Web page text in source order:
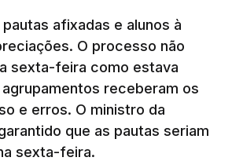
afixadas e alunos à
O processo não
sexta-feira como estava
receberam os
e erros. O ministro da
que as pautas seriam
sexta-feira.